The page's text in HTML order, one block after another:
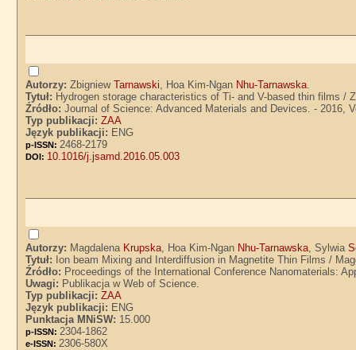
Autorzy:ZbigniewTarnawski , Hoa Kim-Ngan Nhu-Tarnawska
Tytuł: Hydrogen storage characteristics of Ti- and V-based thin films /
Źródło:Journal of Science: Advanced Materials and Devices. - 2016,
Typ publikacji:ZAA
Język publikacji: ENG
p-ISSN: 2468-2179
DOI: 10.1016/j.jsamd.2016.05.003
Autorzy: Magdalena Krupska , Hoa Kim-Ngan Nhu-Tarnawska , Sylwia
Tytuł: Ion beam Mixing and Interdiffusion in Magnetite Thin Films /
Źródło: Proceedings of the International Conference Nanomaterials:
Uwagi: Publikacja w Web of Science.
Typ publikacji:ZAA
Język publikacji: ENG
Punktacja MNiSW: 15.000
p-ISSN: 2304-1862
e-ISSN: 2306-580X